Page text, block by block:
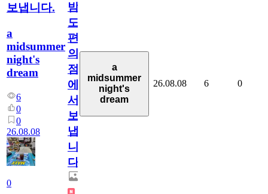
보냅니다.
a
midsummer
night's
dream
6
0
0
26.08.08
0
밤
도
편
의
점
에
서
보
냅
니
다.
a
midsummer
night's
dream
26.08.08 6 0